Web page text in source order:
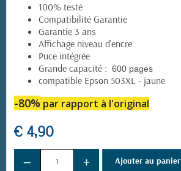
100% testé
Compatibilité Garantie
Garantie 3 ans
Affichage niveau d'encre
Puce intégrée
Grande capacité : 600 pages
compatible Epson 503XL - jaune
-80% par rapport à l'original
€ 4,90
− + Ajouter au panier